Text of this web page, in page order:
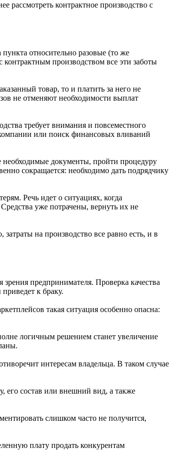
рассмотреть контрактное производство с
относительно разовые (то же
производством все эти заботы
товар, то и платить за него не
не отменяют необходимости выплат
требует внимания и повсеместного
или поиск финансовых вливаний
необходимые документы, пройти процедуру
сокращается: необходимо дать подрядчику
Речь идет о ситуациях, когда
уже потрачены, вернуть их не
на производство все равно есть, и в
зрения предпринимателя. Проверка качества
к браку.
такая ситуация особенно опасна:
логичным решением станет увеличение
интересам владельца. В таком случае
его состав или внешний вид, а также
слишком часто не получится,
плату продать конкурентам